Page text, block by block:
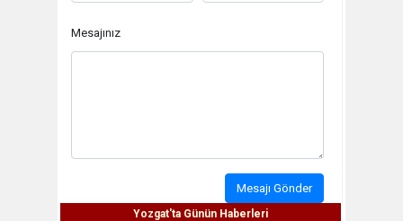
Mesajınız
Mesajı Gönder
Yozgat'ta Günün Haberleri